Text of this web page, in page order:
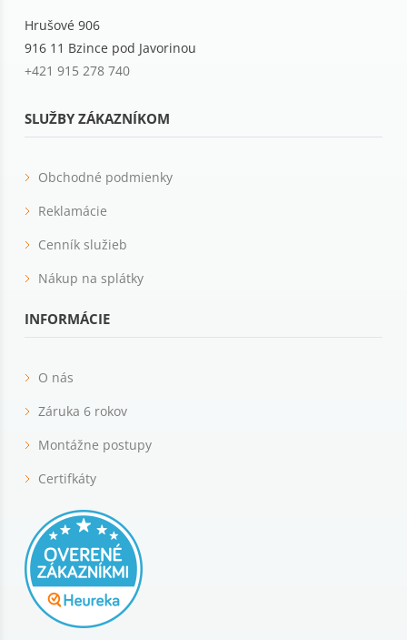
Hrušové 906
916 11 Bzince pod Javorinou
+421 915 278 740
SLUŽBY ZÁKAZNÍKOM
Obchodné podmienky
Reklamácie
Cenník služieb
Nákup na splátky
INFORMÁCIE
O nás
Záruka 6 rokov
Montážne postupy
Certifkáty